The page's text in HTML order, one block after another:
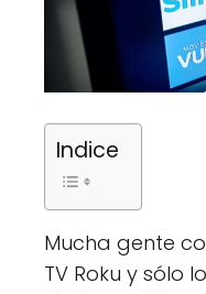
Indice
Mucha gente
TV Roku y sólo